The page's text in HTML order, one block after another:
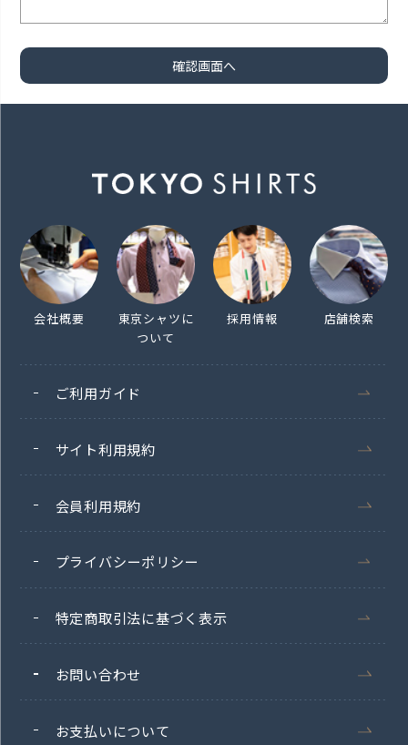
会社概要
東京シャツに
ついて
採用情報 店舗検索
ご利用ガイド
サイト利用規約
会員利用規約
プライバシーポリシー
特定商取引法に基づく表示
お問い合わせ
お支払いについて